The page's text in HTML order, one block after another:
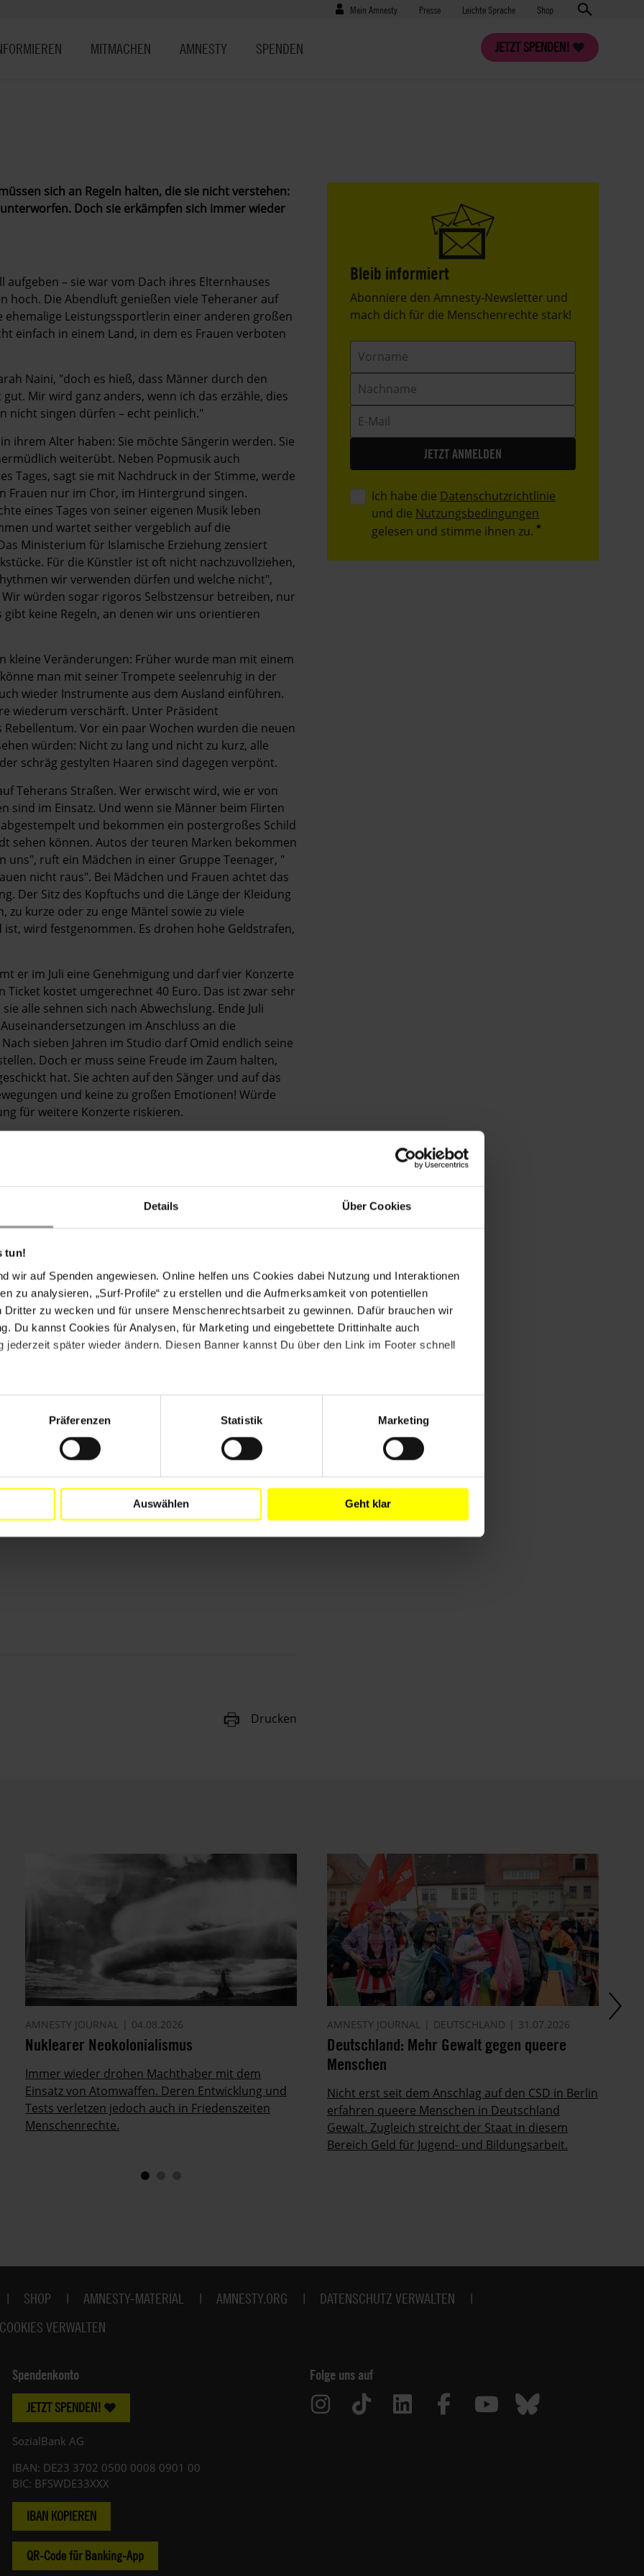
Details Über Cookies
tun!
wir auf Spenden angewiesen. Online helfen uns Cookies dabei Nutzung und Interaktionen
zu analysieren, „Surf-Profile“ zu erstellen und die Aufmerksamkeit von potentiellen
Dritter zu wecken und für unsere Menschenrechtsarbeit zu gewinnen. Dafür brauchen wir
Du kannst Cookies für Analysen, für Marketing und eingebettete Drittinhalte auch
jederzeit später wieder ändern. Diesen Banner kannst Du über den Link im Footer schnell
Präferenzen Statistik Marketing
Auswählen Geht klar
Benutzermenü
Mein Amnesty Presse
Presse Leichte Sprache Shop
JETZT SPENDEN!
MITMACHEN AMNESTY SPENDEN
sich an Regeln halten, die sie nicht verstehen:
Doch sie erkämpfen sich immer wieder
– sie war vom Dach ihres Elternhauses
hoch. Die Abendluft genießen viele Teheraner auf
Leistungssportlerin einer anderen großen
einfach in einem Land, in dem es Frauen verboten
Naini, "doch es hieß, dass Männer durch den
Mir wird ganz anders, wenn ich das erzähle, dies
nicht singen dürfen – echt peinlich."
ihrem Alter haben: Sie möchte Sängerin werden. Sie
weiterübt. Neben Popmusik auch
Tages, sagt sie mit Nachdruck in der Stimme, werde
Frauen nur im Chor, im Hintergrund singen.
eines Tages von seiner eigenen Musik leben
und wartet seither vergeblich auf die
Ministerium für Islamische Erziehung zensiert
Für die Künstler ist oft nicht nachzuvollziehen,
wir verwenden dürfen und welche nicht",
würden sogar rigoros Selbstzensur betreiben, nur
keine Regeln, an denen wir uns orientieren
kleine Veränderungen: Früher wurde man mit einem
man mit seiner Trompete seelenruhig in der
wieder Instrumente aus dem Ausland einführen.
wiederum verschärft. Unter Präsident
Vor ein paar Wochen wurden die neuen
würden: Nicht zu lang und nicht zu kurz, alle
schräg gestylten Haaren sind dagegen verpönt.
­Teherans Straßen. Wer erwischt wird, wie er von
sind im Einsatz. Und wenn sie Männer beim Flirten
und bekommen ein postergroßes Schild
sehen können. Autos der teuren Marken bekommen
uns", ruft ein Mädchen in einer Gruppe Teenager, "
nicht raus". Bei Mädchen und Frauen achtet das
Der Sitz des Kopftuchs und die Länge der Kleidung
kurze oder zu enge Mäntel sowie zu viele
wird festgenommen. Es drohen hohe Geldstrafen,
er im Juli eine Genehmigung und darf vier Konzerte
Ticket kostet umgerechnet 40 Euro. Das ist zwar sehr
alle sehnen sich nach Abwechslung. Ende Juli
im Anschluss an die
sieben Jahren im Studio darf Omid endlich seine
Doch er muss seine Freude im Zaum halten,
hat. Sie achten auf den Sänger und auf das
und keine zu großen Emotionen! Würde
für weitere Konzerte riskieren.
Backgroundsängerin Sara ein kurzes Solo singen.
Text, die Zuschauer sind dennoch begeistert.
Stück Freiheit erkämpft haben. Nach der Pause
eine Ablenkung von den schrecklichen Nachrichten
Nachbarn und Kollegen. Und dann
kleine Kulturrevolution für die Menschen hier, die
kurzen Augenblick. Auch Sara genießt ihren kurzen
stehen, es gibt einem soviel Energie, das Publikum
geben, entweder hier oder im Ausland."
im großen Rahmen geplant. Nachricht vom
bekommen. Aber wenn sie das nächste Mal um eine
Konzert "über die emotionale Stränge"
anderem aus dem Iran. Der Text ist die
"Weltspiegel".
Drucken
Bleib informiert
Header
Text
Abonniere den Amnesty-Newsletter und
mach dich für die Menschenrechte stark!
Vorname
Nachname
E-
Mail
Ich habe die Datenschutzrichtlinie
und die Nutzungsbedingungen
gelesen und stimme ihnen zu.
AMNESTY JOURNAL 04.08.2026
Nuklearer Neokolonialismus
Immer wieder drohen Machthaber mit dem
Einsatz von Atomwaffen. Deren Entwicklung und
Tests verletzen jedoch auch in Friedenszeiten
Menschenrechte.
AMNESTY JOURNAL DEUTSCHLAND 31.07.2026
Deutschland: Mehr Gewalt gegen queere
Menschen
Nicht erst seit dem Anschlag auf den CSD in Berlin
erfahren queere Menschen in Deutschland
Gewalt. Zugleich streicht der Staat in diesem
Bereich Geld für Jugend- und Bildungsarbeit.
SHOP AMNESTY-MATERIAL AMNESTY.ORG
DATENSCHUTZ VERWALTEN
COOKIES VERWALTEN
Spendenkonto
JETZT SPENDEN!
SozialBank AG
IBAN: DE23 3702 0500 0008 0901 00
BIC: BFSWDE33XXX
IBAN KOPIEREN
QR-Code für Banking-App
Folge uns auf